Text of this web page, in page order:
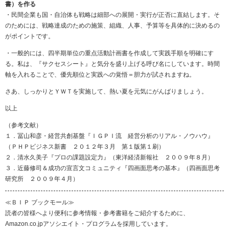
書）を作る
・民間企業も国・自治体も戦略は細部への展開・実行が正否に直結します。そ
のためには、戦略達成のための施策、組織、人事、予算等を具体的に決めるの
がポイントです。
・一般的には、四半期単位の重点活動計画書を作成して実践手順を明確にす
る。私は、『サクセスシート』と気分を盛り上げる呼び名にしています。時間
軸を入れることで、優先順位と実践への覚悟＝胆力が試されますね。
さあ、しっかりとＹＷＴを実施して、熱い夏を元気にがんばりましょう。
以上
（参考文献）
１．冨山和彦・経営共創基盤『ＩＧＰＩ流 経営分析のリアル・ノウハウ』
（ＰＨＰビジネス新書 ２０１２年３月 第１版第１刷）
２．清水久美子『プロの課題設定力』（東洋経済新報社 ２００９年８月）
３．近藤修司＆成功の宣言文コミュニティ『四画面思考の基本』（四画面思考
研究所 ２００９年４月）
≪ＢＩＰ ブックモール≫
読者の皆様へより便利に参考情報・参考書籍をご紹介するために、
Amazon.co.jpアソシエイト・プログラムを採用しています。